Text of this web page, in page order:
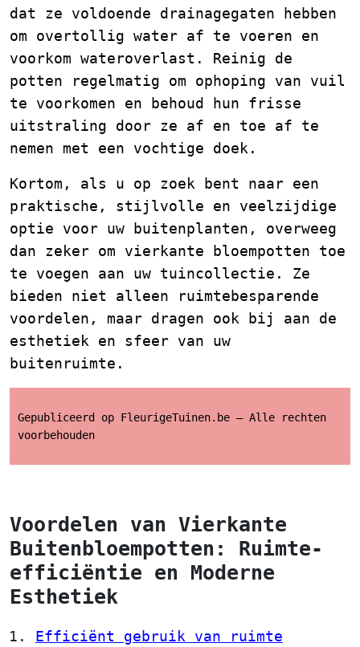
dat ze voldoende drainagegaten hebben
om overtollig water af te voeren en
voorkom wateroverlast. Reinig de
potten regelmatig om ophoping van vuil
te voorkomen en behoud hun frisse
uitstraling door ze af en toe af te
nemen met een vochtige doek.
Kortom, als u op zoek bent naar een
praktische, stijlvolle en veelzijdige
optie voor uw buitenplanten, overweeg
dan zeker om vierkante bloempotten toe
te voegen aan uw tuincollectie. Ze
bieden niet alleen ruimtebesparende
voordelen, maar dragen ook bij aan de
esthetiek en sfeer van uw
buitenruimte.
Gepubliceerd op FleurigeTuinen.be – Alle rechten
voorbehouden
Voordelen van Vierkante
Buitenbloempotten: Ruimte-
efficiëntie en Moderne
Esthetiek
Efficiënt gebruik van ruimte